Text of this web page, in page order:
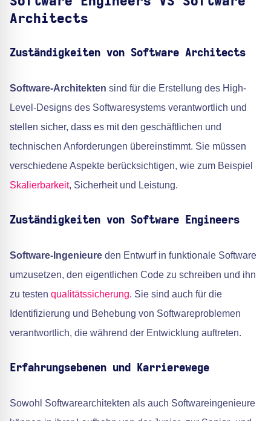
Architects
Zuständigkeiten von Software Architects
Software-Architekten sind für die Erstellung des High-
Level-Designs des Softwaresystems verantwortlich und
stellen sicher, dass es mit den geschäftlichen und
technischen Anforderungen übereinstimmt. Sie müssen
verschiedene Aspekte berücksichtigen, wie zum Beispiel
Skalierbarkeit, Sicherheit und Leistung.
Zuständigkeiten von Software Engineers
Software-Ingenieure den Entwurf in funktionale Software
umzusetzen, den eigentlichen Code zu schreiben und ihn
zu testen qualitätssicherung. Sie sind auch für die
Identifizierung und Behebung von Softwareproblemen
verantwortlich, die während der Entwicklung auftreten.
Erfahrungsebenen und Karrierewege
Sowohl Softwarearchitekten als auch Softwareingenieure